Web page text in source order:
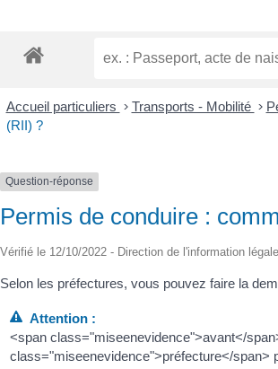
Accueil particuliers > Transports - Mobilité >
(RII) ?
Question-réponse
Permis de conduire :
Vérifié le 12/10/2022 - Direction de l'information
Selon les préfectures, vous pouvez faire la
Attention :
<span class="miseenevidence">avant</
class="miseenevidence">préfecture</span>